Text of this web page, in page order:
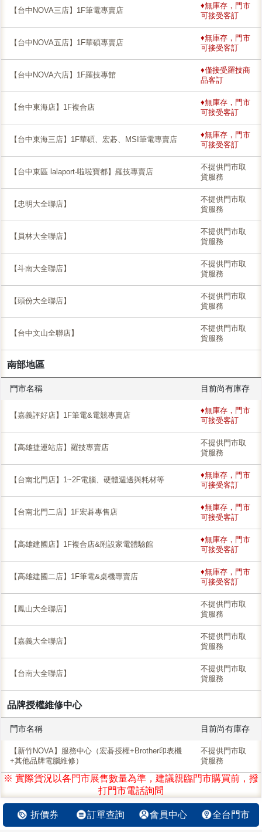
【台中NOVA三店】1F筆電專賣店
♦無庫存，門市
可接受客訂
【台中NOVA五店】1F華碩專賣店
♦無庫存，門市
可接受客訂
【台中NOVA六店】1F羅技專館
♦僅接受羅技商
品客訂
【台中東海店】1F複合店
♦無庫存，門市
可接受客訂
【台中東海三店】1F華碩、宏碁、MSI筆電專賣店
♦無庫存，門市
可接受客訂
【台中東區 lalaport-啦啦寶都】羅技專賣店
不提供門市取
貨服務
【忠明大全聯店】
不提供門市取
貨服務
【員林大全聯店】
不提供門市取
貨服務
【斗南大全聯店】
不提供門市取
貨服務
【頭份大全聯店】
不提供門市取
貨服務
【台中文山全聯店】
不提供門市取
貨服務
南部地區
門市名稱 目前尚有庫存
【嘉義評好店】1F筆電&電競專賣店
♦無庫存，門市
可接受客訂
【高雄捷運站店】羅技專賣店
不提供門市取
貨服務
【台南北門店】1~2F電腦、硬體週邊與耗材等
♦無庫存，門市
可接受客訂
【台南北門二店】1F宏碁專售店
♦無庫存，門市
可接受客訂
【高雄建國店】1F複合店&附設家電體驗館
♦無庫存，門市
可接受客訂
【高雄建國二店】1F筆電&桌機專賣店
♦無庫存，門市
可接受客訂
【鳳山大全聯店】
不提供門市取
貨服務
【嘉義大全聯店】
不提供門市取
貨服務
【台南大全聯店】
不提供門市取
貨服務
品牌授權維修中心
門市名稱 目前尚有庫存
【新竹NOVA】服務中心（宏碁授權+Brother印表機
+其他品牌電腦維修）
不提供門市取
貨服務
※ 實際貨況以各門市展售數量為準，建議親臨門市購買前，撥
打門市電話詢問
折價券 訂單查詢 會員中心 全台門市